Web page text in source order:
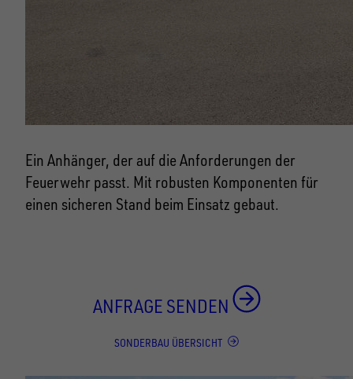
Ein Anhänger, der auf die Anforderungen der
Feuerwehr passt. Mit robusten Komponenten für
einen sicheren Stand beim Einsatz gebaut.
ANFRAGE SENDEN
SONDERBAU ÜBERSICHT